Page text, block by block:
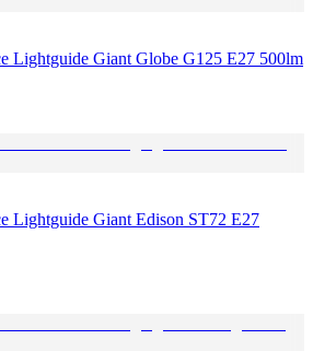
Lightguide Giant Globe G125 E27 500lm
Lightguide Giant Edison ST72 E27